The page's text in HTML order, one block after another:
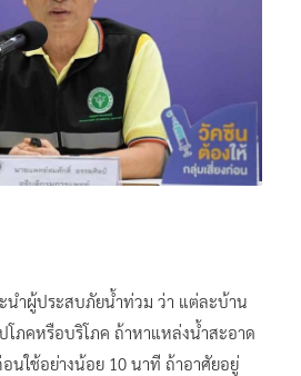
ำผู้ประสบภัยน้ำท่วม ว่า แต่ละบ้าน
โภคหรือบริโภค ถ้าหาแหล่งน้ำสะอาด
นใช้อย่างน้อย 10 นาที ถ้าอาศัยอยู่